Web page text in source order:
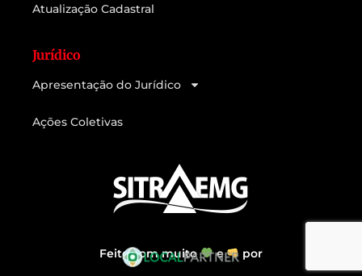
Atualização Cadastral
Jurídico
Apresentação do Jurídico
Ações Coletivas
Feito com muito e por